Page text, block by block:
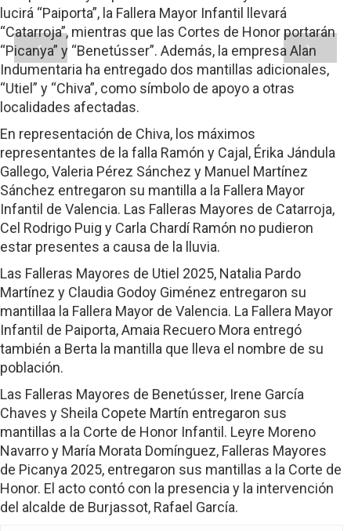
lucirá “Paiporta”, la Fallera Mayor Infantil llevará
“Catarroja”, mientras que las Cortes de Honor portarán
“Picanya” y “Benetússer”. Además, la empresa Alan
Indumentaria ha entregado dos mantillas adicionales,
“Utiel” y “Chiva”, como símbolo de apoyo a otras
localidades afectadas.
En representación de Chiva, los máximos
representantes de la falla Ramón y Cajal, Érika Jándula
Gallego, Valeria Pérez Sánchez y Manuel Martínez
Sánchez entregaron su mantilla a la Fallera Mayor
Infantil de Valencia. Las Falleras Mayores de Catarroja,
Cel Rodrigo Puig y Carla Chardí Ramón no pudieron
estar presentes a causa de la lluvia.
Las Falleras Mayores de Utiel 2025, Natalia Pardo
Martínez y Claudia Godoy Giménez entregaron su
mantillaa la Fallera Mayor de Valencia. La Fallera Mayor
Infantil de Paiporta, Amaia Recuero Mora entregó
también a Berta la mantilla que lleva el nombre de su
población.
Las Falleras Mayores de Benetússer, Irene García
Chaves y Sheila Copete Martín entregaron sus
mantillas a la Corte de Honor Infantil. Leyre Moreno
Navarro y María Morata Domínguez, Falleras Mayores
de Picanya 2025, entregaron sus mantillas a la Corte de
Honor. El acto contó con la presencia y la intervención
del alcalde de Burjassot, Rafael García.